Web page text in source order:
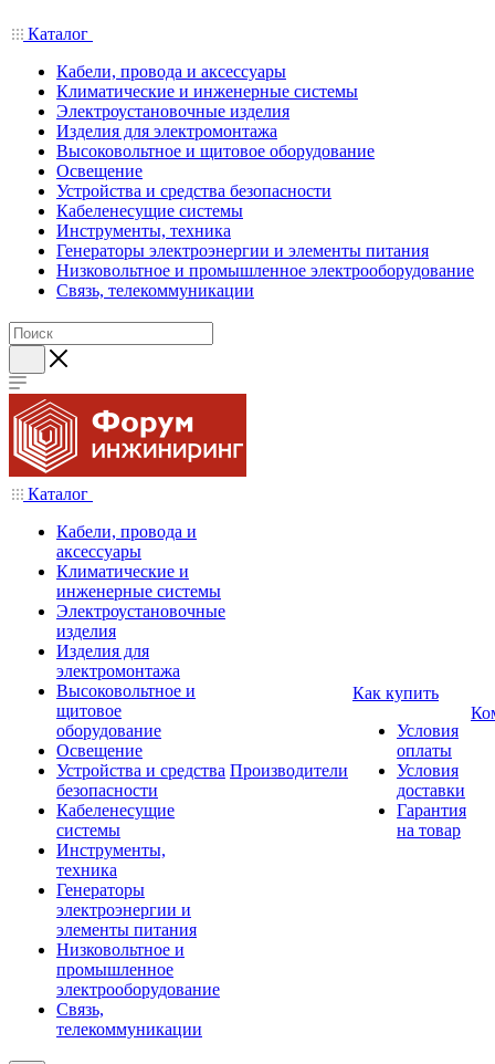
Каталог
Кабели, провода и аксессуары
Климатические и инженерные системы
Электроустановочные изделия
Изделия для электромонтажа
Высоковольтное и щитовое оборудование
Освещение
Устройства и средства безопасности
Кабеленесущие системы
Инструменты, техника
Генераторы электроэнергии и элементы питания
Низковольтное и промышленное электрооборудование
Связь, телекоммуникации
Каталог
Кабели, провода и
аксессуары
Климатические и
инженерные системы
Электроустановочные
изделия
Изделия для
электромонтажа
Высоковольтное и
щитовое
оборудование
Освещение
Устройства и средства
безопасности
Кабеленесущие
системы
Инструменты,
техника
Генераторы
электроэнергии и
элементы питания
Низковольтное и
промышленное
электрооборудование
Связь,
телекоммуникации
Производители
Как купить
Условия
оплаты
Условия
доставки
Гарантия
на товар